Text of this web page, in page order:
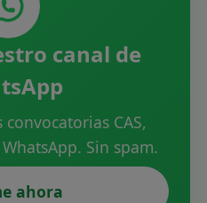
canal de
CAS,
Sin spam.
ahora